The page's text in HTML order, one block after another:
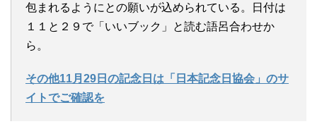
包まれるようにとの願いが込められている。日付は
１１と２９で「いいブック」と読む語呂合わせか
ら。
その他11月29日の記念日は「日本記念日協会」のサ
イトでご確認を